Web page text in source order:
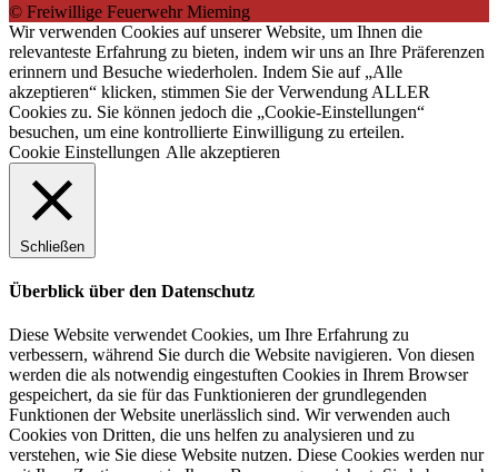
© Freiwillige Feuerwehr Mieming
Wir verwenden Cookies auf unserer Website, um Ihnen die
relevanteste Erfahrung zu bieten, indem wir uns an Ihre Präferenzen
erinnern und Besuche wiederholen. Indem Sie auf „Alle
akzeptieren“ klicken, stimmen Sie der Verwendung ALLER
Cookies zu. Sie können jedoch die „Cookie-Einstellungen“
besuchen, um eine kontrollierte Einwilligung zu erteilen.
Cookie Einstellungen Alle akzeptieren
Schließen
Überblick über den Datenschutz
Diese Website verwendet Cookies, um Ihre Erfahrung zu
verbessern, während Sie durch die Website navigieren. Von diesen
werden die als notwendig eingestuften Cookies in Ihrem Browser
gespeichert, da sie für das Funktionieren der grundlegenden
Funktionen der Website unerlässlich sind. Wir verwenden auch
Cookies von Dritten, die uns helfen zu analysieren und zu
verstehen, wie Sie diese Website nutzen. Diese Cookies werden nur